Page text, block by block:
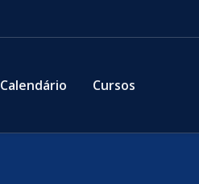
Calendário Cursos